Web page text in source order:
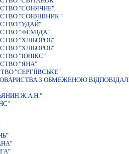
"СОНЯЧНЕ"
"СОНЯШНИК"
"УДАЙ"
"ФЕМIДА"
"ХЛІБОРОБ"
"ХЛІБОРОБ"
"ЮНІКС"
"ЯНА"
"СЕРГIЇВСЬКЕ"
З ОБМЕЖЕНОЮ
Ж.А.Н."